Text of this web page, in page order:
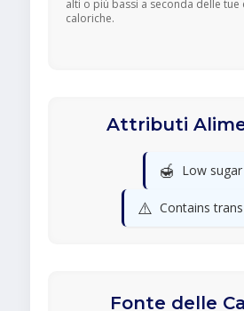
alti o più bassi a seconda delle tue
caloriche.
Attributi
🍯 Low sugar
⚠️ Contains
Fonte delle